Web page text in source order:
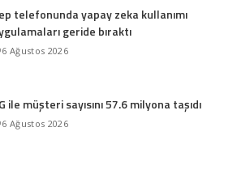
telefonunda yapay zeka kullanımı
geride bıraktı
6 Ağustos 2026
ile müşteri sayısını 57.6 milyona taşıdı
6 Ağustos 2026